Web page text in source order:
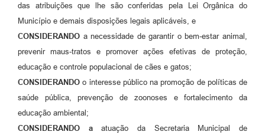
Carta de Serviços
Galeria de Vídeos
Secretarias
Projetos
Contas Públicas
Links
das atribuições que lhe são conferidas pela Lei Orgânica do
Município e demais disposições legais aplicáveis, e
CONSIDERANDO a necessidade de garantir o bem-estar animal,
prevenir maus-tratos e promover ações efetivas de proteção,
educação e controle populacional de cães e gatos;
CONSIDERANDO o interesse público na promoção de políticas de
saúde pública, prevenção de zoonoses e fortalecimento da
educação ambiental;
CONSIDERANDO aatuação da Secretaria Municipal de